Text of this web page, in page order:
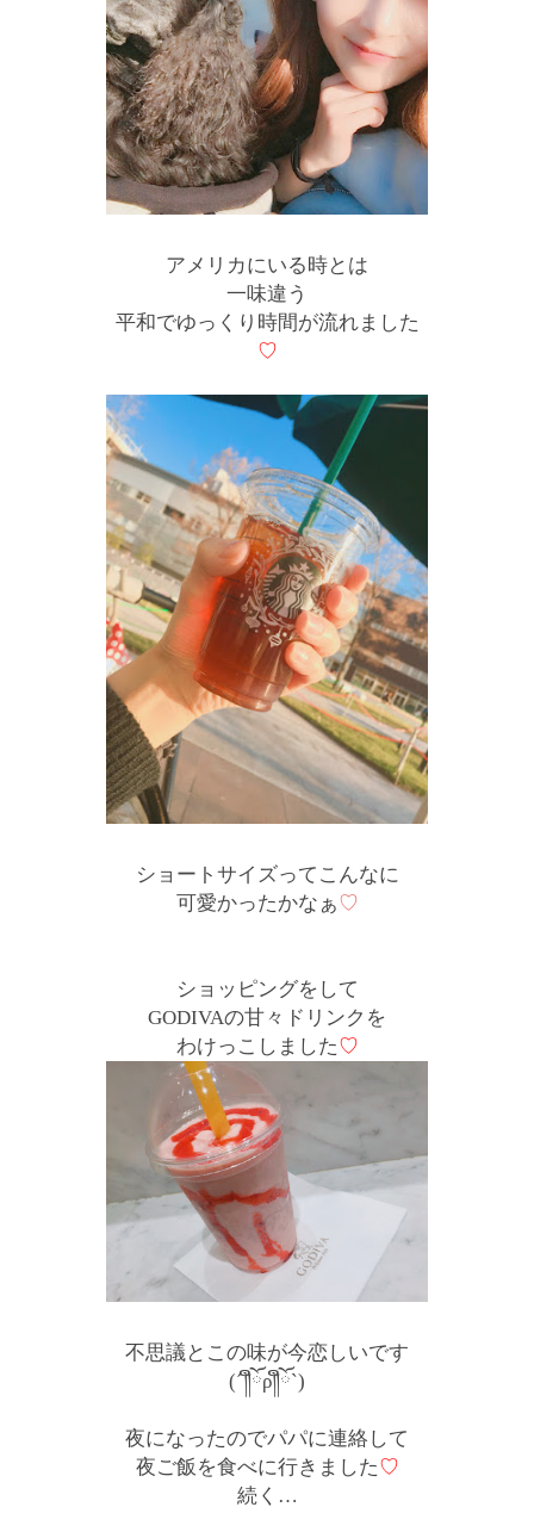
アメリカにいる時とは
一味違う
平和でゆっくり時間が流れました
♡
ショートサイズってこんなに
可愛かったかなぁ♡
ショッピングをして
GODIVAの甘々ドリンクを
わけっこしました♡
不思議とこの味が今恋しいです
(´༎ຶོρ༎ຶོ`)
夜になったのでパパに連絡して
夜ご飯を食べに行きました♡
続く…